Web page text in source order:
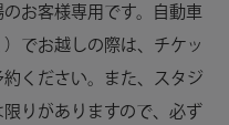
お客様専用です。自動車
でお越しの際は、チケッ
ください。また、スタジ
りがありますので、必ず